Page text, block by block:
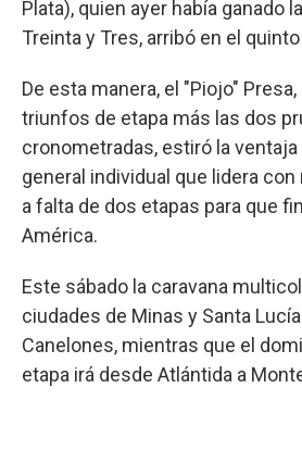
Plata), quien ayer había ganado
Treinta y Tres, arribó en el quinto
De esta manera, el "Piojo"
triunfos de etapa más las dos
cronometradas, estiró la
general individual que lidera
a falta de dos etapas para que
América.
Este sábado la caravana
ciudades de Minas y Santa
Canelones, mientras que el
etapa irá desde Atlántida a